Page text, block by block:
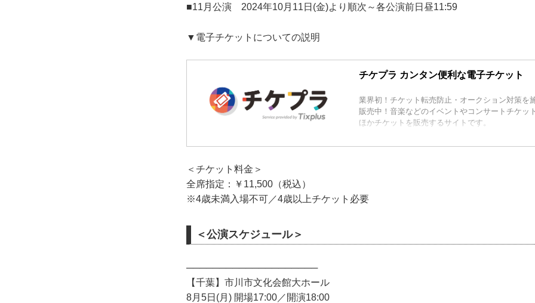
■11月公演 2024年10月11日(金)より順次～各公演前日昼11:59
▼電子チケットについての説明
チケプラ カンタン便利な電子チケット
業界初！チケット転売防止・オークション対策を
販売中！音楽などのイベントやコンサートチケッ
ほかチケットを販売するサイトです。
＜チケット料金＞
全席指定：￥11,500（税込）
※4歳未満入場不可／4歳以上チケット必要
＜公演スケジュール＞
────────────────────
【千葉】市川市文化会館大ホール
8月5日(月) 開場17:00／開演18:00